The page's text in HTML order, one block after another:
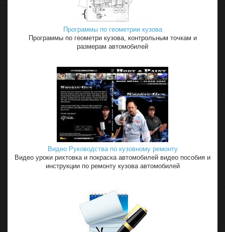
Программы по геометрии кузова
Программы по геометри кузова, контрольным точкам и
размерам автомобилей
Видео Руководства по кузовному ремонту
Видео уроки рихтовка и покраска автомобилей видео пособия и
инструкции по ремонту кузова автомобилей